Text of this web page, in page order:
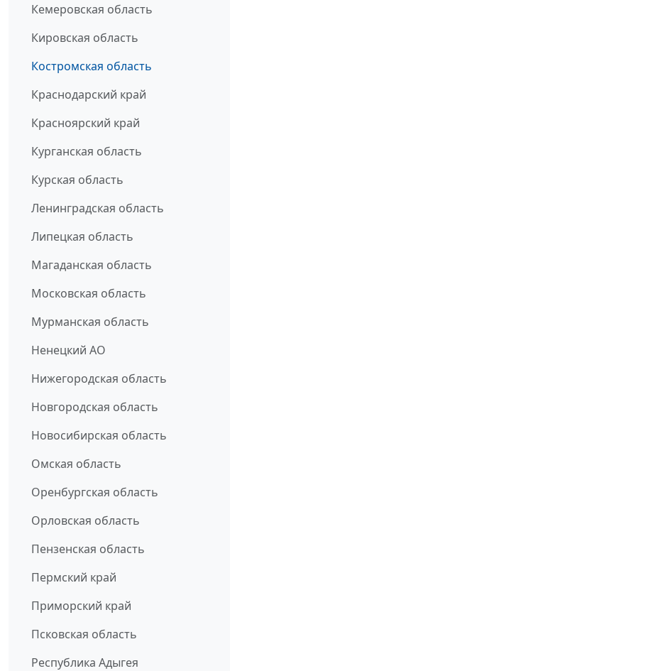
Кемеровская область
Кировская область
Костромская область
Краснодарский край
Красноярский край
Курганская область
Курская область
Ленинградская область
Липецкая область
Магаданская область
Московская область
Мурманская область
Ненецкий АО
Нижегородская область
Новгородская область
Новосибирская область
Омская область
Оренбургская область
Орловская область
Пензенская область
Пермский край
Приморский край
Псковская область
Республика Адыгея